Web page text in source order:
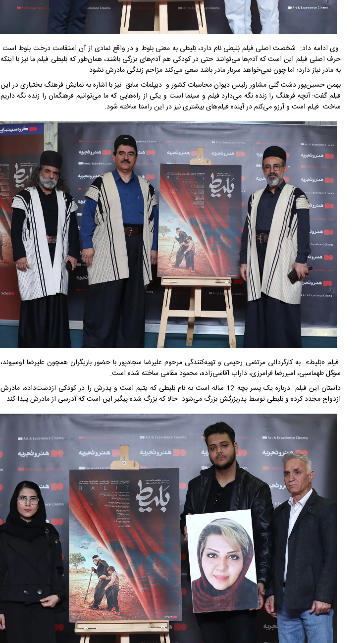
وی ادامه داد: شخصت اصلی فیلم بَلیطی نام دارد، بَلیطی به معنی بلوط و در واقع نمادی از آن استقامت درخت بلوط است
حرف اصلی فیلم این است که آدم‌ها می‌توانند حتی در کودکی هم آدم‌های بزرگی باشند، همان‌طور که بَلیطی فیلم ما نیز با اینکه
به مادر نیاز دارد؛ اما چون نمی‌خواهد سربار مادر باشد سعی می‌کند مزاحم زندگی مادرش نشود.
بهمن حسین‌پور دشت گلی مشاور رئیس دیوان محاسبات کشور و دیپلمات سابق نیز با اشاره به نمایش فرهنگ بختیاری در این
فیلم گفت: آنچه فرهنگ را زنده نگه می‌دارد فیلم و سینما است و یکی از راه‌هایی که ما می‌توانیم فرهنگمان را زنده نگه داریم
ساخت فیلم است و آرزو می‌کنم در آینده فیلم‌های بیشتری نیز در این راستا ساخته شود.
فیلم «بَلیط» به کارگردانی مرتضی رحیمی و تهیه‌کنندگی مرحوم علیرضا سجادپور با حضور بازیگران همچون علیرضا اوسیوند،
سوگل طهماسبی، امیررضا فرامرزی، داراب آقاسی‌زاده، محمود مقامی ساخته شده است.
داستان این فیلم درباره یک پسر بچه 12 ساله است به نام بَلیطی که یتیم است و پدرش را در کودکی ازدست‌داده، مادرش
ازدواج مجدد کرده و بَلیطی توسط پدربزرگش بزرگ می‌شود. حالا که بزرگ شده پیگیر این است که آدرسی از مادرش پیدا کند.